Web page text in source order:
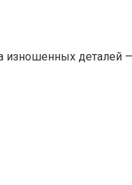
деталей